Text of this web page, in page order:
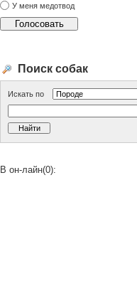
У меня медотвод
Поиск собак
Искать по
В он-лайн(0):